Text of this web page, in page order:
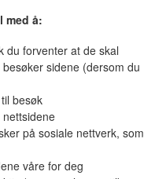
med å:
du forventer at de skal
sidene (dersom du
besøk
på sosiale nettverk, som
våre for deg